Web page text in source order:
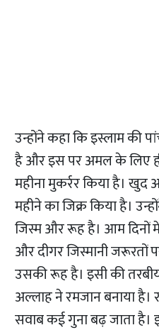
उन्होंने कहा कि इस्लाम की
है और इस पर अमल के लिए
महीना मुकर्रर किया है।
महीने का जिक्र किया है।
जिस्म और रूह है। आम दिनों
और दीगर जिस्मानी
उसकी रूह है। इसी की
अल्लाह ने रमजान बनाया
सवाब कई गुना बढ़ जाता